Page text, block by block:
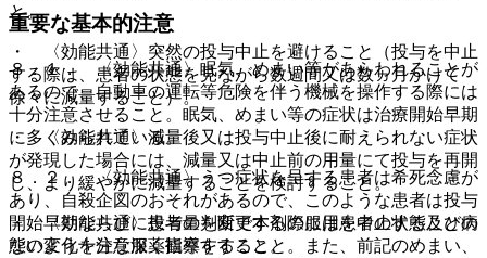
と。
・ 〈効能共通〉突然の投与中止を避けること（投与を中止
する際は、患者の状態を見ながら数週間又は数ヵ月かけて
徐々に減量すること）。
・ 〈効能共通〉減量後又は投与中止後に耐えられない症状
が発現した場合には、減量又は中止前の用量にて投与を再開
し、より緩やかに減量することを検討すること。
・ 〈効能共通〉患者の判断で本剤の服用を中止することの
ないよう十分な服薬指導をすること。また、前記のめまい、
重要な基本的注意
８．１． 〈効能共通〉眠気、めまい等があらわれることが
あるので、自動車の運転等危険を伴う機械を操作する際には
十分注意させること。眠気、めまい等の症状は治療開始早期
に多くみられている。
８．２． 〈効能共通〉うつ症状を呈する患者は希死念慮が
あり、自殺企図のおそれがあるので、このような患者は投与
開始早期ならびに投与量を変更する際には患者の状態及び病
態の変化を注意深く観察すること。